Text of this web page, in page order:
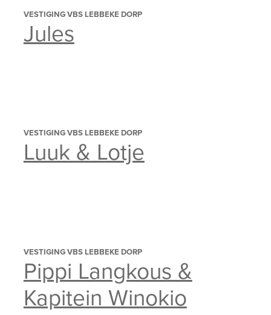
Jules
VESTIGING VBS LEBBEKE DORP
Luuk & Lotje
VESTIGING VBS LEBBEKE DORP
Pippi Langkous &
Kapitein Winokio
VESTIGING VBS LEBBEKE DORP